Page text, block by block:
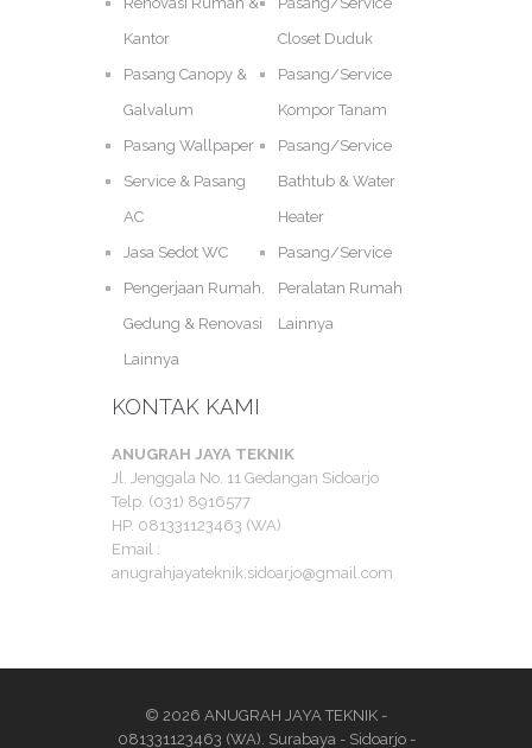
Kantor
Pasang Canopy &
Galvalum
Pasang Wallpaper
Service & Pasang
AC
Jasa Sedot WC
Pengerjaan Rumah,
Gedung & Renovasi
Lainnya
Closet Duduk
Pasang/Service
Kompor Tanam
Pasang/Service
Bathtub & Water
Heater
Pasang/Service
Peralatan Rumah
Lainnya
KONTAK KAMI
ANUGRAH JAYA TEKNIK
Jl. Jenggala No. 11 Gedangan Sidoarjo
Telp. (031) 8916577
HP. 081331123463 (WA)
Email :
anugrahjayateknik.sidoarjo@gmail.com
© 2026 ANUGRAH JAYA TEKNIK -
081331123463 (WA). Surabaya - Sidoarjo -